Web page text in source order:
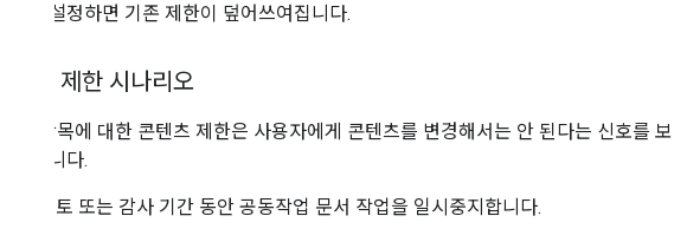
제한을 설정하면 기존 제한이 덮어쓰여집니다.
콘텐츠 제한 시나리오
Drive 항목에 대한 콘텐츠 제한은 사용자에게 콘텐츠를 변경해서는 안 된다는 신호를
과 같습니다.
검토 또는 감사 기간 동안 공동작업 문서 작업을 일시중지합니다.